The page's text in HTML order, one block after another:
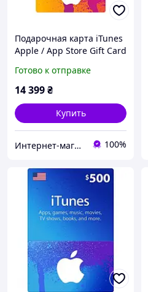
Подарочная карта iTunes
Apple / App Store Gift Card
Готово к отправке
14 399₴
Купить
Интернет-магазин "KeyStoreGame" 100%